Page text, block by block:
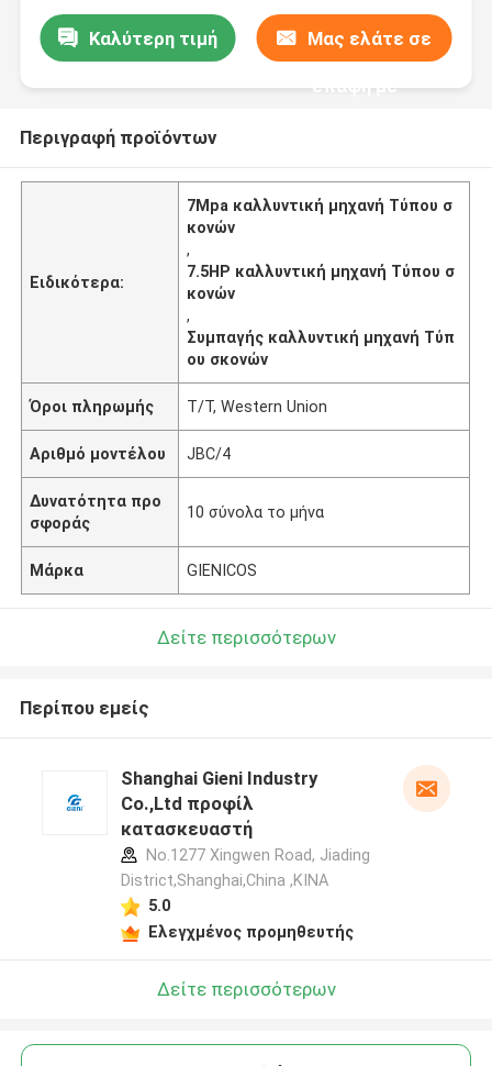
Καλύτερη τιμή Μας ελάτε σε
επαφή με
Περιγραφή προϊόντων
Ειδικότερα:
7Mpa καλλυντική μηχανή Τύπου σ
κονών
,
7.5HP καλλυντική μηχανή Τύπου σ
κονών
,
Συμπαγής καλλυντική μηχανή Τύπ
ου σκονών
Όροι πληρωμής T/T, Western Union
Αριθμό μοντέλου JBC/4
Δυνατότητα προ
σφοράς
10 σύνολα το μήνα
Μάρκα GIENICOS
Δείτε περισσότερων
Περίπου εμείς
Shanghai Gieni Industry
Co.,Ltd προφίλ
κατασκευαστή
No.1277 Xingwen Road, Jiading
District,Shanghai,China ,ΚΙΝΑ
5.0
Ελεγχμένος προμηθευτής
Δείτε περισσότερων